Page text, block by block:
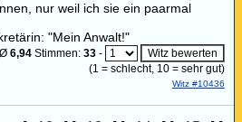
nur weil ich sie ein paarmal
"Mein Anwalt!"
Ø 6,94 Stimmen: 33 -
(1 = schlecht, 10 = sehr gut)
Witz #10436